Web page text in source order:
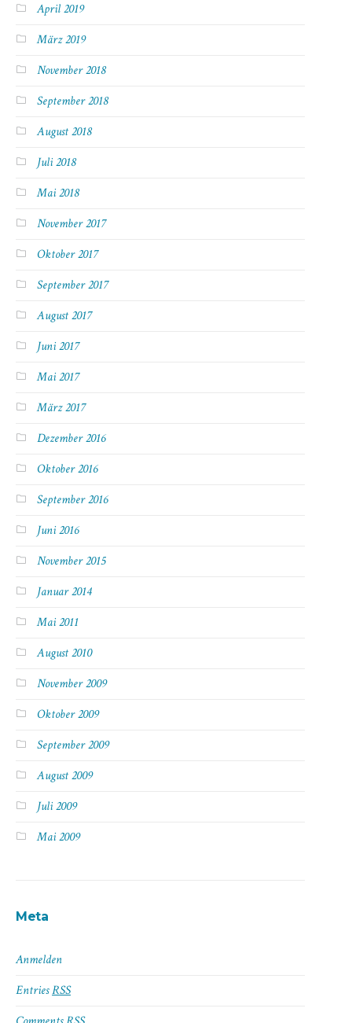
April 2019
März 2019
November 2018
September 2018
August 2018
Juli 2018
Mai 2018
November 2017
Oktober 2017
September 2017
August 2017
Juni 2017
Mai 2017
März 2017
Dezember 2016
Oktober 2016
September 2016
Juni 2016
November 2015
Januar 2014
Mai 2011
August 2010
November 2009
Oktober 2009
September 2009
August 2009
Juli 2009
Mai 2009
Meta
Anmelden
EntriesRSS